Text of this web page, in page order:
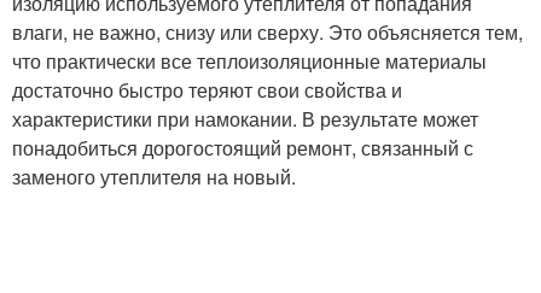
влаги, не важно, снизу или сверху. Это объясняется тем,
что практически все теплоизоляционные материалы
достаточно быстро теряют свои свойства и
характеристики при намокании. В результате может
понадобиться дорогостоящий ремонт, связанный с
заменого утеплителя на новый.